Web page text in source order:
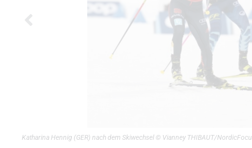
Katharina Hennig (GER) nach dem Skiwechsel © Vianney THIBAUT/